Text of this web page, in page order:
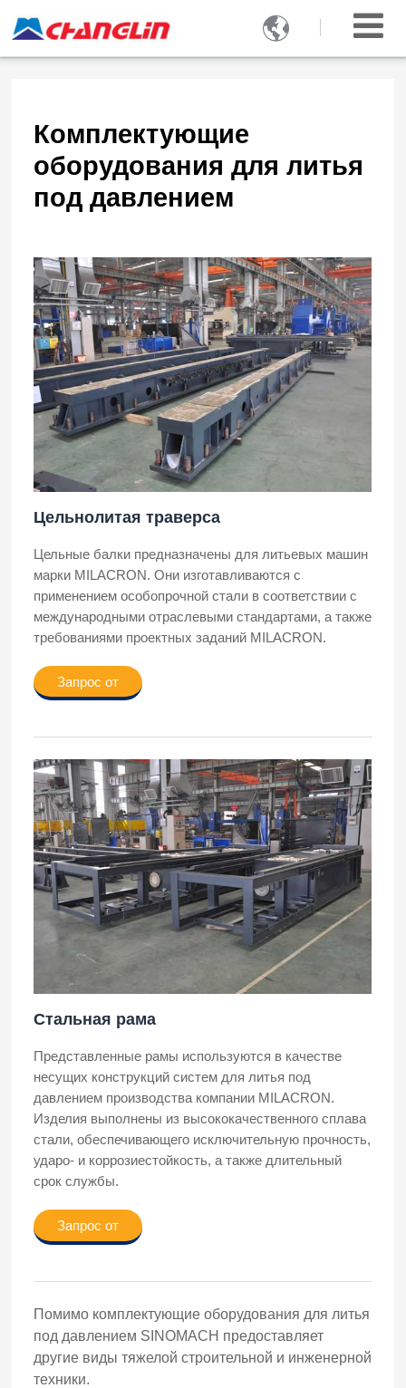

Комплектующие
оборудования для литья
под давлением
Цельнолитая траверса
Цельные балки предназначены для литьевых машин
марки MILACRON. Они изготавливаются с
применением особопрочной стали в соответствии с
международными отраслевыми стандартами, а также
требованиями проектных заданий MILACRON.
Запрос от
Стальная рама
Представленные рамы используются в качестве
несущих конструкций систем для литья под
давлением производства компании MILACRON.
Изделия выполнены из высококачественного сплава
стали, обеспечивающего исключительную прочность,
ударо- и коррозиестойкость, а также длительный
срок службы.
Запрос от
Помимо комплектующие оборудования для литья
под давлением SINOMACH предоставляет
другие виды тяжелой строительной и инженерной
техники.